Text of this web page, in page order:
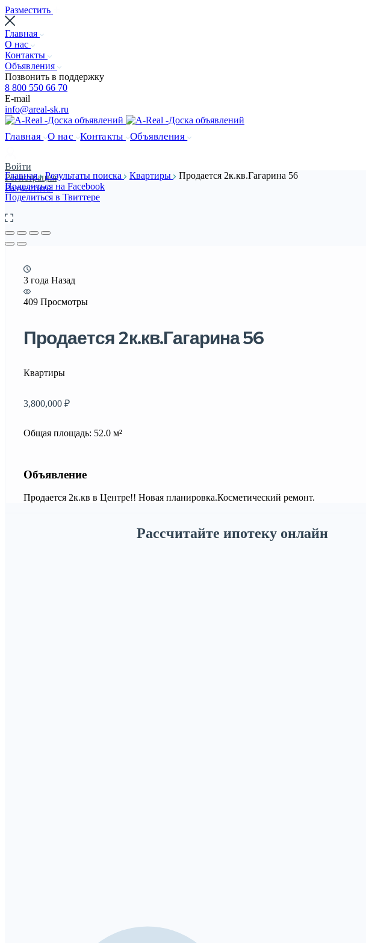
Разместить
Главная
О нас
Контакты
Объявления
Позвонить в поддержку
8 800 550 66 70
E-mail
info@areal-sk.ru
Главная О нас Контакты Объявления
Войти
Регистрация
Разместить
Главная Результаты поиска Квартиры
Продается 2к.кв.Гагарина 56
Поделиться на Facebook
Поделиться в Твиттере
3 года Назад
409 Просмотры
Продается 2к.кв.Гагарина 56
Квартиры
3,800,000 ₽
Общая площадь: 52.0 м²
Объявление
Продается 2к.кв в Центре!! Новая планировка.Косметический ремонт.
Рассчитайте ипотеку онлайн